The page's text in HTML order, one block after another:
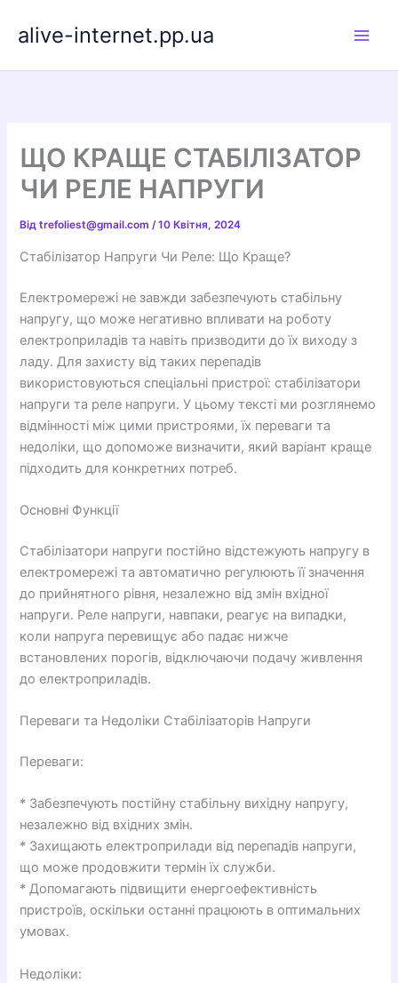
alive-internet.pp.ua
ЩО КРАЩЕ СТАБІЛІЗАТОР
ЧИ РЕЛЕ НАПРУГИ
Відtrefoliest@gmail.com/10 Квітня, 2024
Стабілізатор Напруги Чи Реле: Що Краще?
Електромережі не завжди забезпечують стабільну
напругу, що може негативно впливати на роботу
електроприладів та навіть призводити до їх виходу з
ладу. Для захисту від таких перепадів
використовуються спеціальні пристрої: стабілізатори
напруги та реле напруги. У цьому тексті ми розглянемо
відмінності між цими пристроями, їх переваги та
недоліки, що допоможе визначити, який варіант краще
підходить для конкретних потреб.
Основні Функції
Стабілізатори напруги постійно відстежують напругу в
електромережі та автоматично регулюють її значення
до прийнятного рівня, незалежно від змін вхідної
напруги. Реле напруги, навпаки, реагує на випадки,
коли напруга перевищує або падає нижче
встановлених порогів, відключаючи подачу живлення
до електроприладів.
Переваги та Недоліки Стабілізаторів Напруги
Переваги:
* Забезпечують постійну стабільну вихідну напругу,
незалежно від вхідних змін.
* Захищають електроприлади від перепадів напруги,
що може продовжити термін їх служби.
* Допомагають підвищити енергоефективність
пристроїв, оскільки останні працюють в оптимальних
умовах.
Недоліки: